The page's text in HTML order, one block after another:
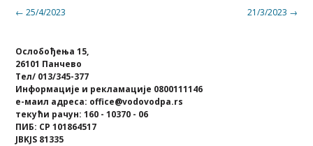
Post 21/3/2023 →
← 25/4/2023
Ослобођења 15,
26101 Панчево
Тел/ 013/345-377
Информације и рекламације 0800111146
е-маил адреса: office@vodovodpa.rs
текући рачун: 160 - 10370 - 06
ПИБ: СР 101864517
JBKJS 81335